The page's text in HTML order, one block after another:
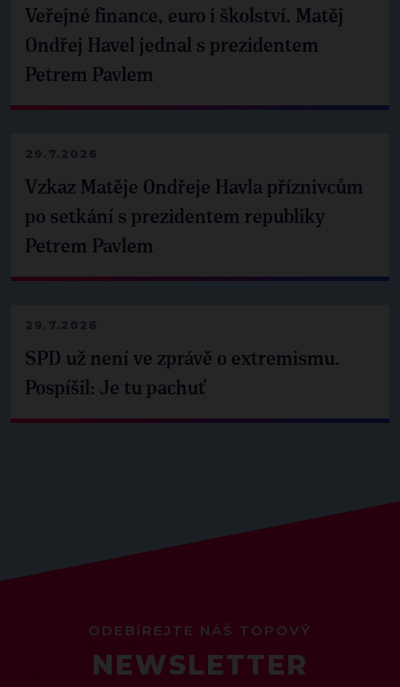
Veřejné finance, euro i školství. Matěj
Ondřej Havel jednal s prezidentem
Petrem Pavlem
29.7.2026
Vzkaz Matěje Ondřeje Havla příznivcům
po setkání s prezidentem republiky
Petrem Pavlem
29.7.2026
SPD už není ve zprávě o extremismu.
Pospíšil: Je tu pachuť
ODEBÍREJTE NÁŠ TOPOVÝ
NEWSLETTER